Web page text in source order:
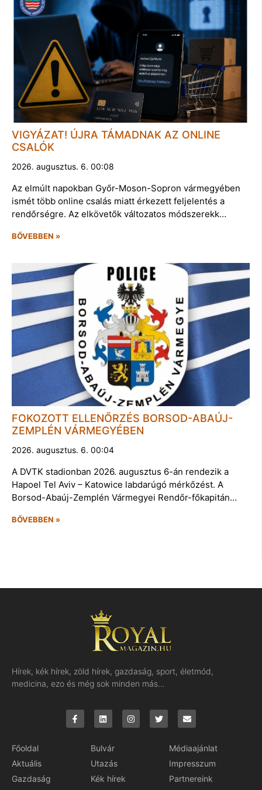
VIGYÁZAT! ÚJRA TÁMADNAK AZ ONLINE
CSALÓK
2026. augusztus. 6. 00:08
Az elmúlt napokban Győr-Moson-Sopron vármegyében
ismét több online csalás miatt érkezett feljelentés a
rendőrségre. Az elkövetők változatos módszerekk…
BŐVEBBEN »
FOKOZOTT ELLENŐRZÉS BORSOD-ABAÚJ-
ZEMPLÉN VÁRMEGYÉBEN
2026. augusztus. 6. 00:04
A DVTK stadionban 2026. augusztus 6-án rendezik a
Hapoel Tel Aviv – Katowice labdarúgó mérkőzést. A
Borsod-Abaúj-Zemplén Vármegyei Rendőr-főkapitán…
BŐVEBBEN »
Hírek, kék hírek, zöld hírek, gazdaság, sport, életmód,
medicina, ezo és még sok minden más…
Főoldal
Aktuális
Gazdaság
Bulvár
Utazás
Kék hírek
Médiaajánlat
Impresszum
Partnereink